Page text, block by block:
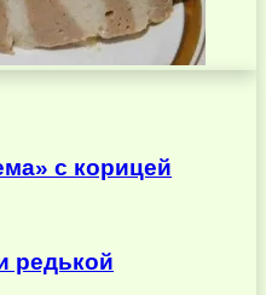
с корицей
редькой